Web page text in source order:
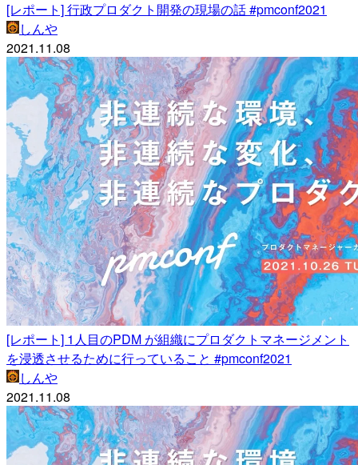
[レポート] 行政プロダクト開発の現場の話 #pmconf2021
しんや
2021.11.08
[レポート] 1人目のPDM が組織にプロダクトマネージメント
を浸透させるために行っていること #pmconf2021
しんや
2021.11.08